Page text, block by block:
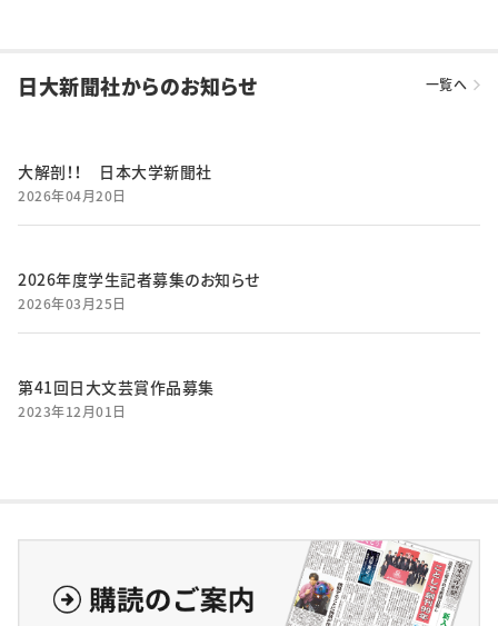
日大新聞社からのお知らせ 一覧へ
大解剖！！ 日本大学新聞社
2026年04月20日
2026年度学生記者募集のお知らせ
2026年03月25日
第41回日大文芸賞作品募集
2023年12月01日